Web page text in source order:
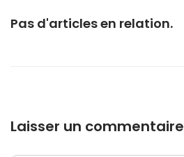
Pas d'articles en relation.
Laisser un commentaire